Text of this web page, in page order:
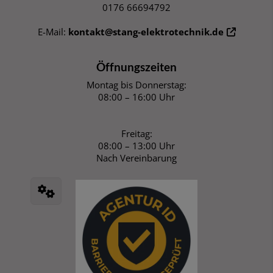
0176 66694792
E-Mail: kontakt@stang-elektrotechnik.de
Öffnungszeiten
Montag bis Donnerstag:
08:00 – 16:00 Uhr
Freitag:
08:00 – 13:00 Uhr
Nach Vereinbarung